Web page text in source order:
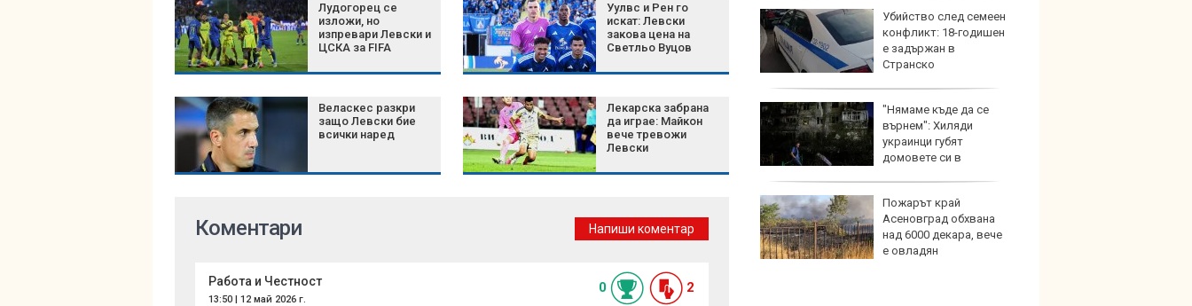
Лудогорец се
изложи, но
изпревари Левски и
ЦСКА за FIFA
Уулвс и Рен го
искат: Левски
закова цена на
Светльо Вуцов
Веласкес разкри
защо Левски бие
всички наред
Лекарска забрана
да играе: Майкон
вече тревожи
Левски
Турция ограничава
корабния трафик към
Черно море заради
Потребители: Цените
растат след
въвеждането на
Убийство след семеен
конфликт: 18-годишен
е задържан в
Странско
"Нямаме къде да се
върнем": Хиляди
украинци губят
домовете си в
Пожарът край
Асеновград обхвана
над 6000 декара, вече
е овладян
Коментари Напиши коментар
Работа и Честност
13:50 | 12 май 2026 г.
0 2